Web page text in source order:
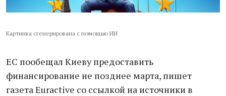
Картинка сгенерирована с помощью ИИ
ЕС пообещал Киеву предоставить
финансирование не позднее марта, пишет
газета Euractive со ссылкой на источники в